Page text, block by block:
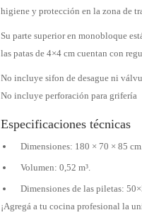
higiene y protección en la zona de
Su parte superior en monobloque
las patas de 4×4 cm cuentan con
No incluye sifon de desague ni
No incluye perforación para grifería
Especificaciones técnicas
Dimensiones: 180 × 70 × 85
Volumen: 0,52 m³.
Dimensiones de las piletas:
¡Agregá a tu cocina profesional la